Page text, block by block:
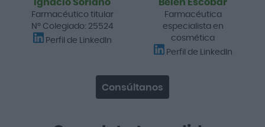
Ignacio Soriano
Farmacéutico titular
Nº Colegiado: 25524
Perfil de LinkedIn
Belén Escobar
Farmacéutica
especialista en
cosmética
Perfil de LinkedIn
Consúltanos